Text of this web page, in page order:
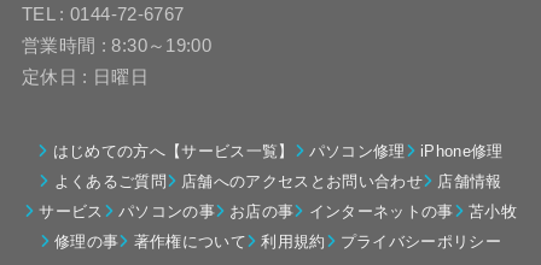
TEL : 0144-72-6767
営業時間 : 8:30～19:00
定休日 : 日曜日
はじめての方へ【サービス一覧】 パソコン修理
iPhone修理
よくあるご質問
店舗へのアクセスとお問い合わせ
店舗情報
サービス
パソコンの事 お店の事 インターネットの事
苫小牧
修理の事
著作権について 利用規約 プライバシーポリシー